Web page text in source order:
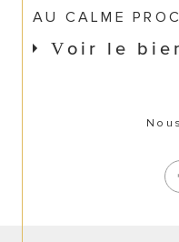
AU CALME
Voir le